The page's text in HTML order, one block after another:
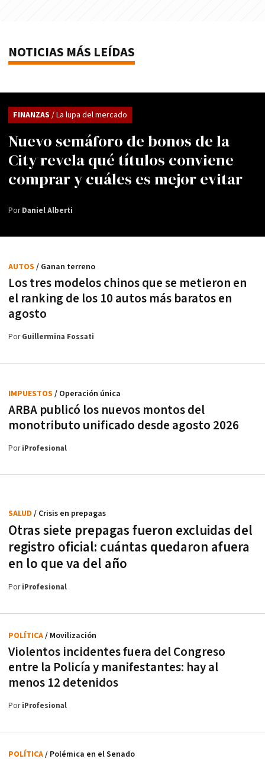
NOTICIAS MÁS LEÍDAS
Nuevo semáforo de bonos de la
City revela qué títulos conviene
comprar y cuáles es mejor evitar
FINANZAS / La lupa del mercado
PorDaniel Alberti
Los tres modelos chinos que se metieron en
el ranking de los 10 autos más baratos en
agosto
AUTOS / Ganan terreno
PorGuillermina Fossati
ARBA publicó los nuevos montos del
monotributo unificado desde agosto 2026
IMPUESTOS / Operación única
PoriProfesional
Otras siete prepagas fueron excluidas del
registro oficial: cuántas quedaron afuera
en lo que va del año
SALUD / Crisis en prepagas
PoriProfesional
Violentos incidentes fuera del Congreso
entre la Policía y manifestantes: hay al
menos 12 detenidos
POLÍTICA/ Movilización
PoriProfesional
POLÍTICA/ Polémica en el Senado